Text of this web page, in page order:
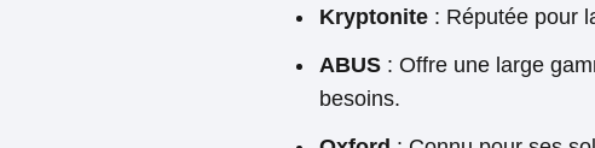
Kryptonite : Réputée pour
ABUS : Offre une large
besoins.